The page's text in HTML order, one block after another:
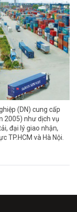
(DN) cung cấp
2005) như dịch vụ
đại lý giao nhận,
TP.HCM và Hà Nội.